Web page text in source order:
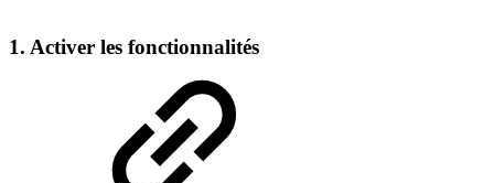
1. Activer les fonctionnalités